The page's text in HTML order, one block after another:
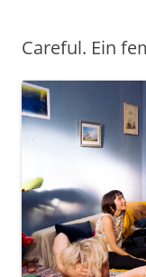
Careful. Ein